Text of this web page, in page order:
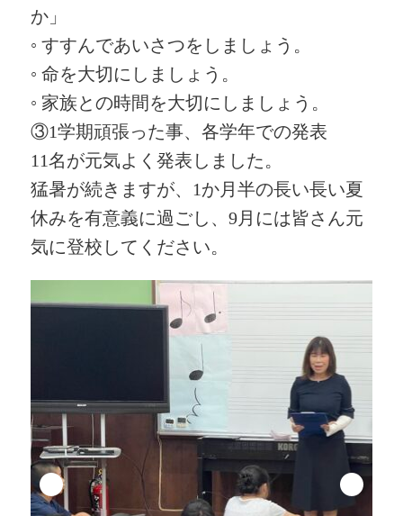
か」
◦ すすんであいさつをしましょう。
◦ 命を大切にしましょう。
◦ 家族との時間を大切にしましょう。
③1学期頑張った事、各学年での発表
11名が元気よく発表しました。
猛暑が続きますが、1か月半の長い長い夏
休みを有意義に過ごし、9月には皆さん元
気に登校してください。